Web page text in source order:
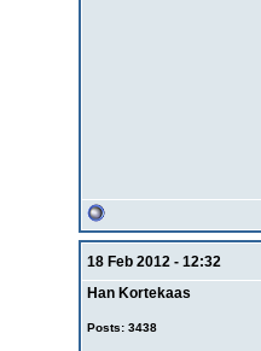
18 Feb 2012 - 12:32
Han Kortekaas
Posts: 3438